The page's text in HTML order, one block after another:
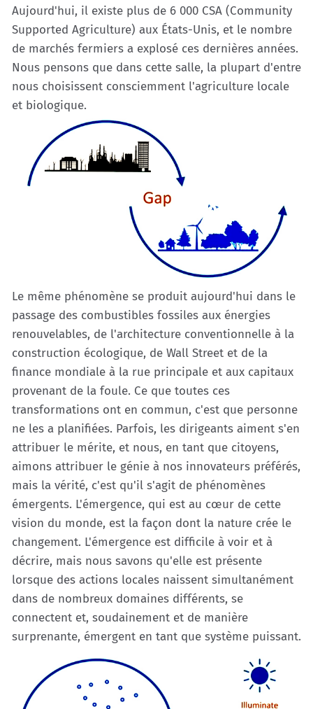
Aujourd'hui, il existe plus de 6 000 CSA (Community
Supported Agriculture) aux États-Unis, et le nombre
de marchés fermiers a explosé ces dernières années.
Nous pensons que dans cette salle, la plupart d'entre
nous choisissent consciemment l'agriculture locale
et biologique.
Le même phénomène se produit aujourd'hui dans le
passage des combustibles fossiles aux énergies
renouvelables, de l'architecture conventionnelle à la
construction écologique, de Wall Street et de la
finance mondiale à la rue principale et aux capitaux
provenant de la foule. Ce que toutes ces
transformations ont en commun, c'est que personne
ne les a planifiées. Parfois, les dirigeants aiment s'en
attribuer le mérite, et nous, en tant que citoyens,
aimons attribuer le génie à nos innovateurs préférés,
mais la vérité, c'est qu'il s'agit de phénomènes
émergents. L'émergence, qui est au cœur de cette
vision du monde, est la façon dont la nature crée le
changement. L'émergence est difficile à voir et à
décrire, mais nous savons qu'elle est présente
lorsque des actions locales naissent simultanément
dans de nombreux domaines différents, se
connectent et, soudainement et de manière
surprenante, émergent en tant que système puissant.